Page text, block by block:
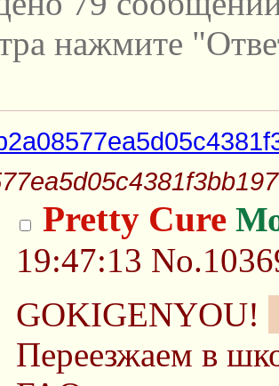
нажмите
Pretty Cure
19:47:13
GOKIGENYOU!
Переезжаем в